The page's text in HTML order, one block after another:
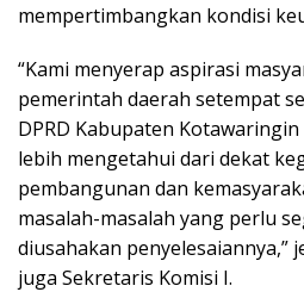
mempertimbangkan kondisi
“Kami menyerap aspirasi
pemerintah daerah setempat
DPRD Kabupaten
lebih mengetahui dari dekat
pembangunan dan
masalah-masalah yang perlu
diusahakan penyelesaiannya,”
juga Sekretaris Komisi I.